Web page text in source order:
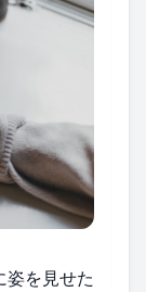
姿を見せた